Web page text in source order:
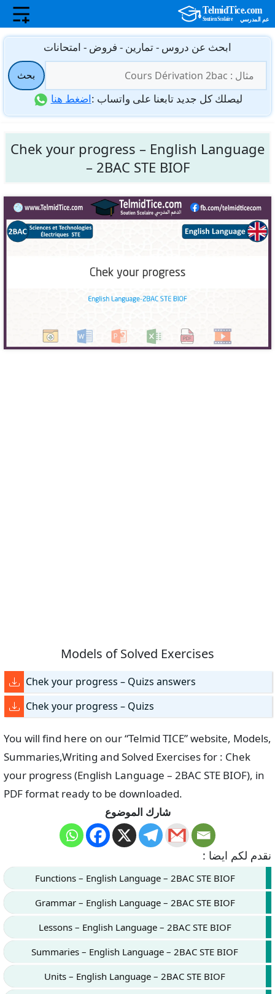
انتقل
المحتوى
ابحث عن دروس - تمارين - فروض - امتحانات
عن:
بحث
ليصلك كل جديد تابعنا على واتساب :اضغط هنا
Chek your progress – English Language
– 2BAC STE BIOF
Models of Solved Exercises
Chek your progress – Quizs answers
Chek your progress – Quizs
You will find here on our “Telmid TICE” website, Models,
Summaries,Writing and Solved Exercises for : Chek
your progress (English Language – 2BAC STE BIOF), in
PDF format ready to be downloaded.
شارك الموضوع
نقدم لكم ايضا :
Functions – English Language – 2BAC STE BIOF
Grammar – English Language – 2BAC STE BIOF
Lessons – English Language – 2BAC STE BIOF
Summaries – English Language – 2BAC STE BIOF
Units – English Language – 2BAC STE BIOF